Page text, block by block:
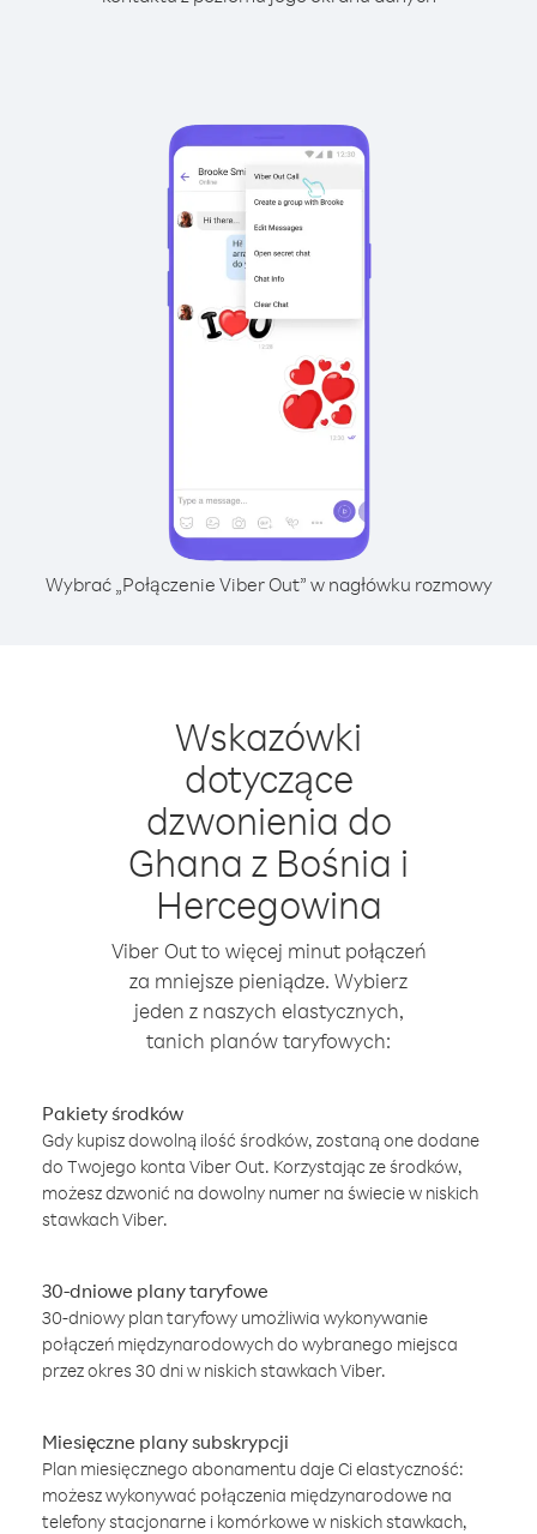
Wybrać „Połączenie Viber Out” w nagłówku rozmowy
Wskazówki
dotyczące
dzwonienia do
Ghana z Bośnia i
Hercegowina
Viber Out to więcej minut połączeń
za mniejsze pieniądze. Wybierz
jeden z naszych elastycznych,
tanich planów taryfowych:
Pakiety środków
Gdy kupisz dowolną ilość środków, zostaną one dodane
do Twojego konta Viber Out. Korzystając ze środków,
możesz dzwonić na dowolny numer na świecie w niskich
stawkach Viber.
30-dniowe plany taryfowe
30-dniowy plan taryfowy umożliwia wykonywanie
połączeń międzynarodowych do wybranego miejsca
przez okres 30 dni w niskich stawkach Viber.
Miesięczne plany subskrypcji
Plan miesięcznego abonamentu daje Ci elastyczność:
możesz wykonywać połączenia międzynarodowe na
telefony stacjonarne i komórkowe w niskich stawkach,